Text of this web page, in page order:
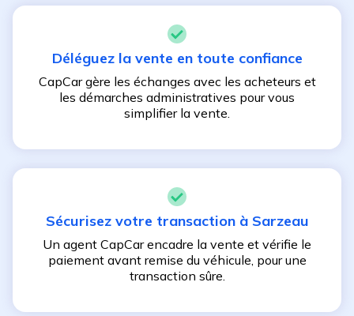
Déléguez la vente en toute confiance
CapCar gère les échanges avec les acheteurs et
les démarches administratives pour vous
simplifier la vente.
Sécurisez votre transaction à Sarzeau
Un agent CapCar encadre la vente et vérifie le
paiement avant remise du véhicule, pour une
transaction sûre.